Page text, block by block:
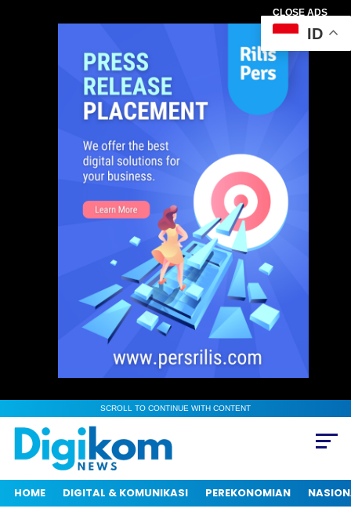
CLOSE ADS
SCROLL TO CONTINUE WITH CONTENT
HOME DIGITAL & KOMUNIKASI PEREKONOMIAN
ID